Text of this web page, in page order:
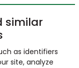
similar
as identifiers
site, analyze